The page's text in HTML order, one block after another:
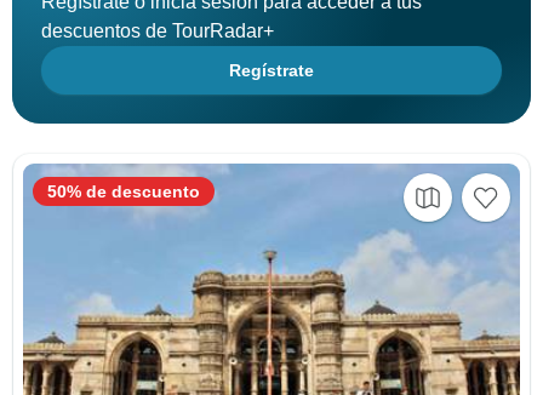
descuentos de TourRadar+
Regístrate
50% de descuento